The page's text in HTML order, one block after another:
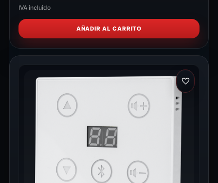
IVA incluido
AÑADIR AL CARRITO